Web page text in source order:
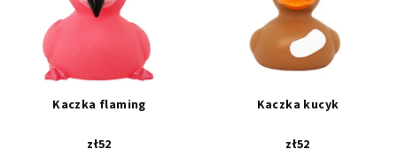
Kaczka flaming
zł52
Kaczka kucyk
zł52